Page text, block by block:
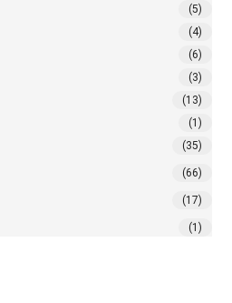
(5)
(4)
(6)
(3)
(13)
(1)
(35)
(66)
(17)
(1)